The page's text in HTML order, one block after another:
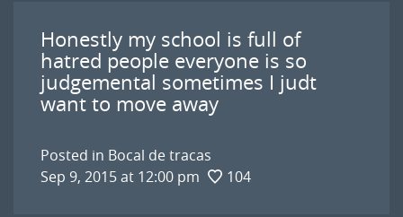
Honestly my school is full of
hatred people everyone is so
judgemental sometimes I judt
want to move away
Posted in Bocal de tracas
Sep 9, 2015 at 12:00 pm
104